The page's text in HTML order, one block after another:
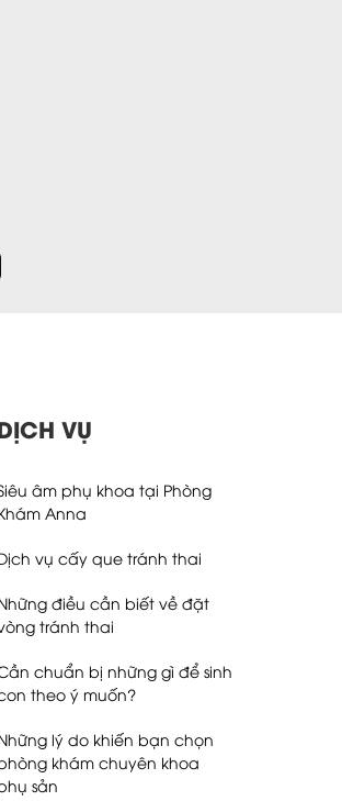
VỤ
âm phụ khoa tại Phòng
Anna
vụ cấy que tránh thai
điều cần biết về đặt
tránh thai
chuẩn bị những gì để sinh
theo ý muốn?
lý do khiến bạn chọn
khám chuyên khoa
sản